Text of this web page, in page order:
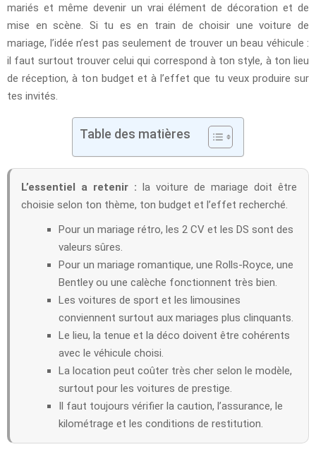
mariés et même devenir un vrai élément de décoration et de
mise en scène. Si tu es en train de choisir une voiture de
mariage, l’idée n’est pas seulement de trouver un beau véhicule :
il faut surtout trouver celui qui correspond à ton style, à ton lieu
de réception, à ton budget et à l’effet que tu veux produire sur
tes invités.
Table des matières
L’essentiel a retenir : la voiture de mariage doit être
choisie selon ton thème, ton budget et l’effet recherché.
Pour un mariage rétro, les 2 CV et les DS sont des
valeurs sûres.
Pour un mariage romantique, une Rolls-Royce, une
Bentley ou une calèche fonctionnent très bien.
Les voitures de sport et les limousines
conviennent surtout aux mariages plus clinquants.
Le lieu, la tenue et la déco doivent être cohérents
avec le véhicule choisi.
La location peut coûter très cher selon le modèle,
surtout pour les voitures de prestige.
Il faut toujours vérifier la caution, l’assurance, le
kilométrage et les conditions de restitution.